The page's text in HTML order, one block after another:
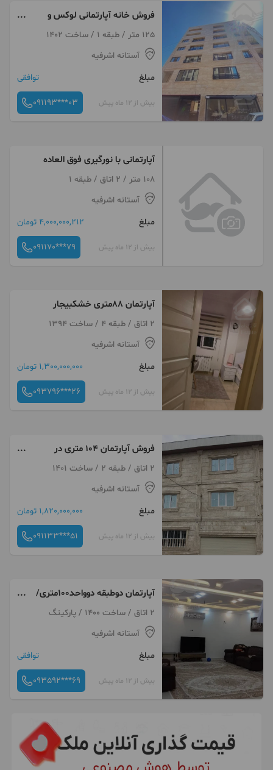
فروش خانه آپارتمانی لوکس و
مدرن
125 متر / طبقه 1 / ساخت 1402
آستانه اشرفیه
مبلغ
توافقی
بیش از 12 ماه پیش 091193***03
آپارتمانی با نورگیری فوق العاده
108 متر / 2 اتاق / طبقه 1
آستانه اشرفیه
مبلغ
4,000,000,212 تومان
بیش از 12 ماه پیش 091170***79
آپارتمان ۸۸متری خشکبیجار
2 اتاق / طبقه 4 / ساخت 1394
آستانه اشرفیه
مبلغ
1,300,000,000 تومان
بیش از 12 ماه پیش 093796***26
فروش آپارتمان ۱۰۴ متری در
خشکبیجار
2 اتاق / طبقه 2 / ساخت 1401
آستانه اشرفیه
مبلغ
1,820,000,000 تومان
بیش از 12 ماه پیش 091133***51
آپارتمان دوطبقه دو‌واحد۱۰۰متری/
مرکزخشکبیجار
2 اتاق / ساخت 1400 / پارکینگ
آستانه اشرفیه
مبلغ
توافقی
بیش از 12 ماه پیش 093592***69